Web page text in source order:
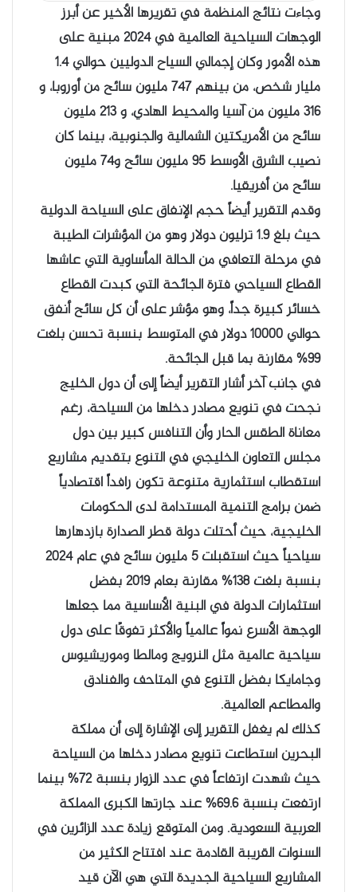
وجاءت نتائج المنظمة في تقريرها الأخير عن أبرز
الوجهات السياحية العالمية في 2024 مبنية على
هذه الأمور وكان إجمالي السياح الدوليين حوالي 1.4
مليار شخص، من بينهم 747 مليون سائح من أوروبا، و
316 مليون من آسيا والمحيط الهادي، و 213 مليون
سائح من الأمريكتين الشمالية والجنوبية، بينما كان
نصيب الشرق الأوسط 95 مليون سائح و74 مليون
سائح من أفريقيا.
وقدم التقرير أيضاً حجم الإنفاق على السياحة الدولية
حيث بلغ 1.9 ترليون دولار وهو من المؤشرات الطيبة
في مرحلة التعافي من الحالة المأساوية التي عاشها
القطاع السياحي فترة الجائحة التي كبدت القطاع
خسائر كبيرة جداً، وهو مؤشر على أن كل سائح أنفق
حوالي 10000 دولار في المتوسط بنسبة تحسن بلغت
99% مقارنة بما قبل الجائحة.
في جانب آخر أشار التقرير أيضاً إلى أن دول الخليج
نجحت في تنويع مصادر دخلها من السياحة، رغم
معاناة الطقس الحار وأن التنافس كبير بين دول
مجلس التعاون الخليجي في التنوع بتقديم مشاريع
استقطاب استثمارية متنوعة تكون رافداً اقتصادياً
ضمن برامج التنمية المستدامة لدى الحكومات
الخليجية، حيث أحتلت دولة قطر الصدارة بازدهارها
سياحياً حيث استقبلت 5 مليون سائح في عام 2024
بنسبة بلغت 138% مقارنة بعام 2019 بفضل
استثمارات الدولة في البنية الأساسية مما جعلها
الوجهة الأسرع نمواً عالمياً والأكثر تفوقًا على دول
سياحية عالمية مثل النرويج ومالطا وموريشيوس
وجامايكا بفضل التنوع في المتاحف والفنادق
والمطاعم العالمية.
كذلك لم يغفل التقرير إلى الإشارة إلى أن مملكة
البحرين استطاعت تنويع مصادر دخلها من السياحة
حيث شهدت ارتفاعاً في عدد الزوار بنسبة 72% بينما
ارتفعت بنسبة 69.6% عند جارتها الكبرى المملكة
العربية السعودية. ومن المتوقع زيادة عدد الزائرين في
السنوات القريبة القادمة عند افتتاح الكثير من
المشاريع السياحية الجديدة التي هي الآن قيد